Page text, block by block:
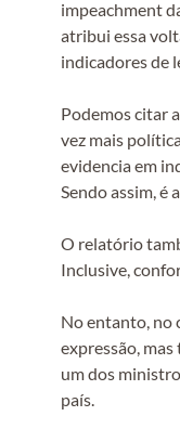
impeachment
atribui essa
indicadores de
Podemos citar
vez mais
evidencia em
Sendo assim, é
O relatório
Inclusive,
No entanto, no
expressão,
um dos
país.